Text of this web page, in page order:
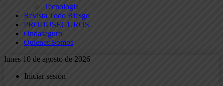
Tecnologia
Revista Todo Riesgo
PRODUSEGUROS
Ondaseguro
Quienes Somos
lunes 10 de agosto de 2026
Iniciar sesión